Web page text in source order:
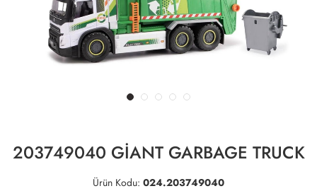
203749040 GİANT GARBAGE TRUCK
Ürün Kodu: 024.203749040